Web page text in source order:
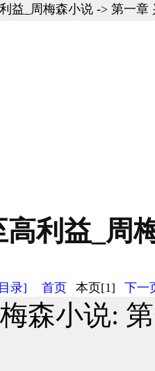
益_周梅森小说 -> 第一章
利益_周
录] 首页 本页[1] 下一
森小说: